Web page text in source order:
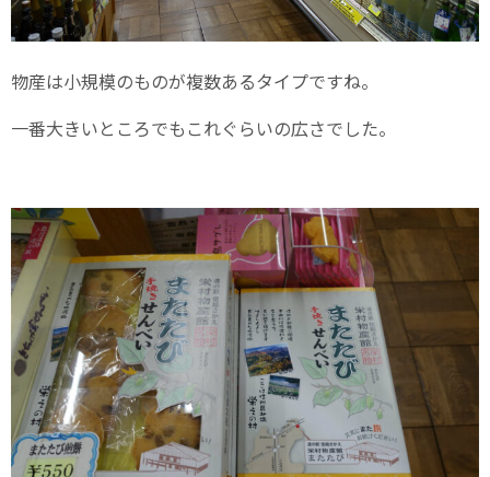
物産は小規模のものが複数あるタイプですね。
一番大きいところでもこれぐらいの広さでした。